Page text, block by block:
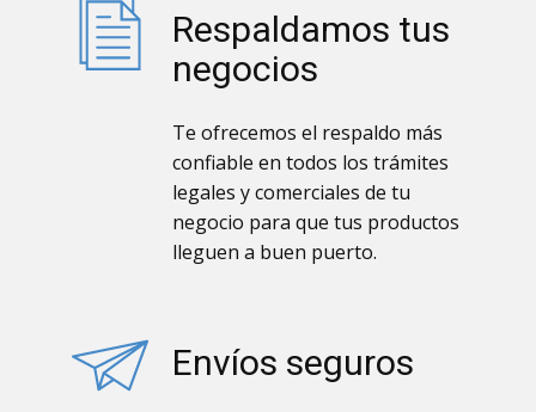
Respaldamos tus
negocios
Te ofrecemos el respaldo más
confiable en todos los trámites
legales y comerciales de tu
negocio para que tus productos
lleguen a buen puerto.
Envíos seguros